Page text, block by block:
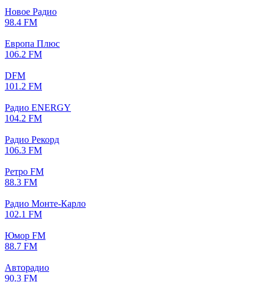
Новое Радио
98.4 FM
Европа Плюс
106.2 FM
DFM
101.2 FM
Радио ENERGY
104.2 FM
Радио Рекорд
106.3 FM
Ретро FM
88.3 FM
Радио Монте-Карло
102.1 FM
Юмор FM
88.7 FM
Авторадио
90.3 FM